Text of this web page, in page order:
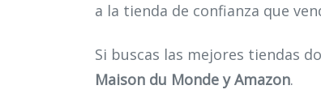
a la tienda de confianza que
Si buscas las mejores tiendas
Maison du Monde y Amazon.